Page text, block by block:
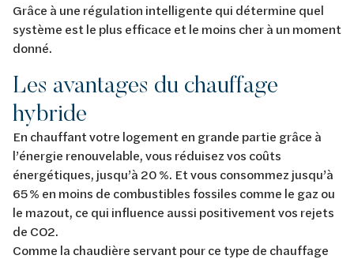
Grâce à une régulation intelligente qui détermine quel
système est le plus efficace et le moins cher à un moment
donné.
Les avantages du chauffage
hybride
En chauffant votre logement en grande partie grâce à
l’énergie renouvelable, vous réduisez vos coûts
énergétiques, jusqu’à 20 %. Et vous consommez jusqu’à
65 % en moins de combustibles fossiles comme le gaz ou
le mazout, ce qui influence aussi positivement vos rejets
de CO2.
Comme la chaudière servant pour ce type de chauffage